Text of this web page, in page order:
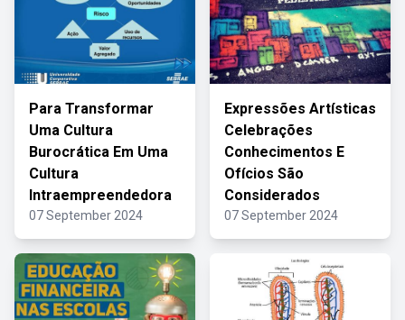
Para Transformar
Uma Cultura
Burocrática Em Uma
Cultura
Intraempreendedora
07 September 2024
Expressões Artísticas
Celebrações
Conhecimentos E
Ofícios São
Considerados
07 September 2024